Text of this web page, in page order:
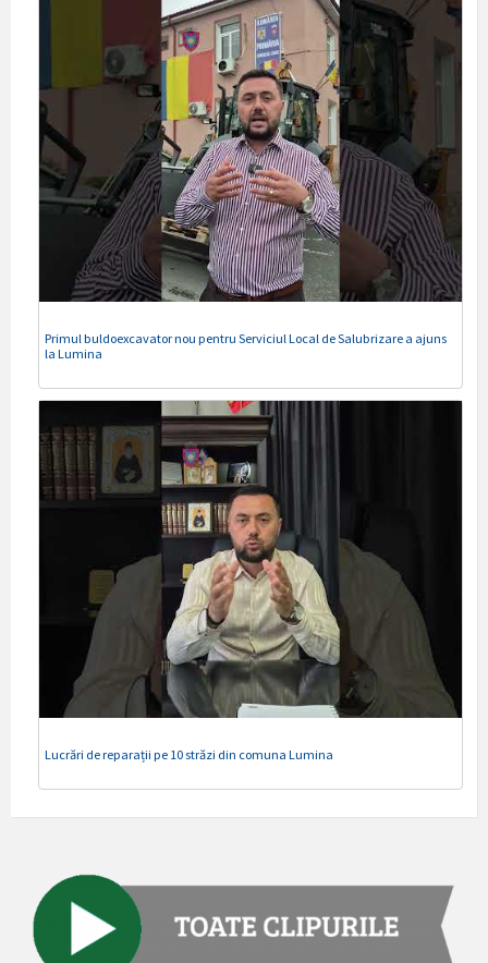
Primul buldoexcavator nou pentru Serviciul Local de Salubrizare a ajuns
la Lumina
Lucrări de reparații pe 10 străzi din comuna Lumina